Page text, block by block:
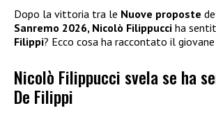
Dopo la vittoria tra le Nuove proposte
Sanremo 2026, Nicolò Filippucci ha
Filippi? Ecco cosa ha raccontato il
Nicolò Filippucci svela se ha
De Filippi